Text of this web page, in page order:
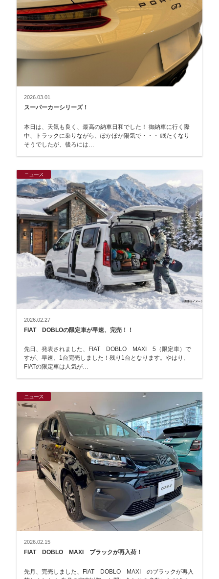
2026.03.01
スーパーカーシリーズ！
本日は、天気も良く、最高の納車日和でした！ 御納車に行く際
中、トラックに乗りながら、ぽかぽか陽気で・・・ 眠たくなり
そうでしたが、後ろには…
ニュース
2026.02.27
FIAT DOBLOの限定車が早速、完売！！
先日、発表されました、FIAT DOBLO MAXI 5（限定車）で
すが、早速、1台完売しました！残り1台となります。やはり、
FIATの限定車は人気が…
ニュース
2026.02.15
FIAT DOBLO MAXI ブラックが再入荷！
先月、完売しました、FIAT DOBLO MAXI のブラックが再入